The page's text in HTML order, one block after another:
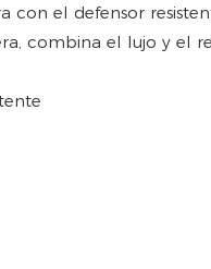
con el defensor
combina el lujo y el